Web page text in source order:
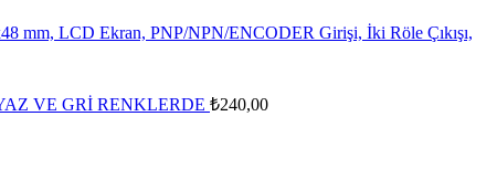
mm, LCD Ekran, PNP/NPN/ENCODER Girişi, İki Röle Çıkışı,
VE GRİ RENKLERDE ₺240,00